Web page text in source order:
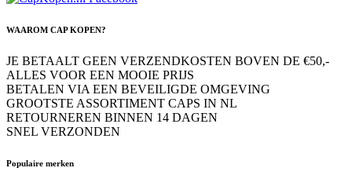
WAAROM CAP KOPEN?
JE BETAALT GEEN VERZENDKOSTEN BOVEN DE €50,-
ALLES VOOR EEN MOOIE PRIJS
BETALEN VIA EEN BEVEILIGDE OMGEVING
GROOTSTE ASSORTIMENT CAPS IN NL
RETOURNEREN BINNEN 14 DAGEN
SNEL VERZONDEN
Populaire merken